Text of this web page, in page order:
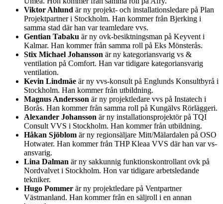
Viktor Ahlund är ny projekt- och installationsledare på Plan
Projektpartner i Stockholm. Han kommer från Bjerking i
samma stad där han var teamledare vvs.
Gentian Tabaku är ny ovk-besiktningsman på Keyvent i
Kalmar. Han kommer från samma roll på Eks Mönsterås.
Stix Michael Johansson är ny kategoriansvarig vs &
ventilation på Comfort. Han var tidigare kategoriansvarig
ventilation.
Kevin Lindmäe är ny vvs-konsult på Englunds Konsultbyrå i
Stockholm. Han kommer från utbildning.
Magnus Andersson är ny projektledare vvs på Instatech i
Borås. Han kommer från samma roll på Kungälvs Rörläggeri.
Alexander Johansson är ny installationsprojektör på TQI
Consult VVS i Stockholm. Han kommer från utbildning.
Håkan Sjöblom är ny regionsäljare Mitt/Mälardalen på OSO
Hotwater. Han kommer från THP Kleaa VVS där han var vs-
ansvarig.
Lina Dalman är ny sakkunnig funktionskontrollant ovk på
Nordvalvet i Stockholm. Hon var tidigare arbetsledande
tekniker.
Hugo Pommer är ny projektledare på Ventpartner
Västmanland. Han kommer från en säljroll i en annan